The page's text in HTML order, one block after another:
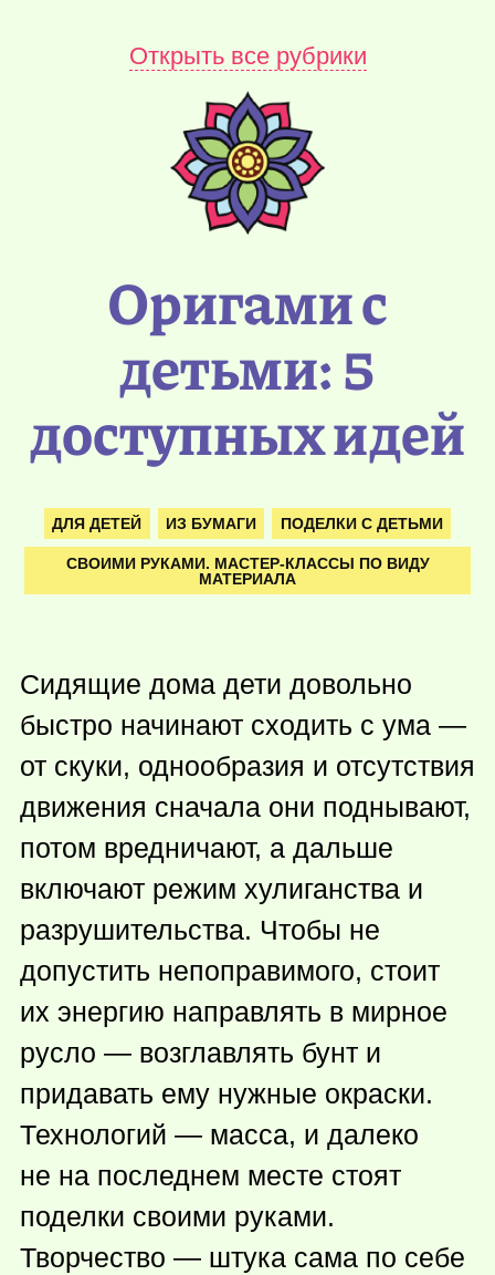
Открыть все рубрики
Оригами с
детьми: 5
доступных идей
ДЛЯ ДЕТЕЙ ИЗ БУМАГИ ПОДЕЛКИ С ДЕТЬМИ
СВОИМИ РУКАМИ. МАСТЕР-КЛАССЫ ПО ВИДУ
МАТЕРИАЛА
Сидящие дома дети довольно
быстро начинают сходить с ума —
от скуки, однообразия и отсутствия
движения сначала они поднывают,
потом вредничают, а дальше
включают режим хулиганства и
разрушительства. Чтобы не
допустить непоправимого, стоит
их энергию направлять в мирное
русло — возглавлять бунт и
придавать ему нужные окраски.
Технологий — масса, и далеко
не на последнем месте стоят
поделки своими руками.
Творчество — штука сама по себе